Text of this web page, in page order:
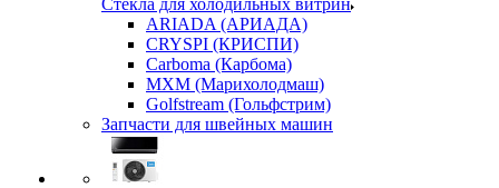
Стекла для холодильных витрин
ARIADA (АРИАДА)
CRYSPI (КРИСПИ)
Carboma (Карбома)
MXM (Марихолодмаш)
Golfstream (Гольфстрим)
Запчасти для швейных машин